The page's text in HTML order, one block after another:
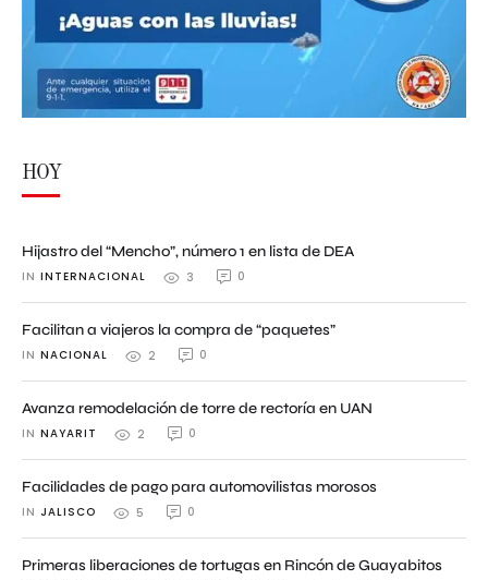
HOY
Hijastro del “Mencho”, número 1 en lista de DEA
IN INTERNACIONAL 3 0
Facilitan a viajeros la compra de “paquetes”
IN NACIONAL 2 0
Avanza remodelación de torre de rectoría en UAN
IN NAYARIT 2 0
Facilidades de pago para automovilistas morosos
IN JALISCO 5 0
Primeras liberaciones de tortugas en Rincón de Guayabitos